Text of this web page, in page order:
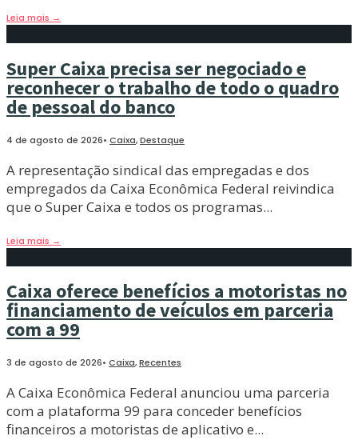
Leia mais →
Super Caixa precisa ser negociado e
reconhecer o trabalho de todo o quadro
de pessoal do banco
4 de agosto de 2026• Caixa,Destaque
A representação sindical das empregadas e dos
empregados da Caixa Econômica Federal reivindica
que o Super Caixa e todos os programas...
Leia mais →
Caixa oferece benefícios a motoristas no
financiamento de veículos em parceria
com a 99
3 de agosto de 2026• Caixa,Recentes
A Caixa Econômica Federal anunciou uma parceria
com a plataforma 99 para conceder benefícios
financeiros a motoristas de aplicativo e...